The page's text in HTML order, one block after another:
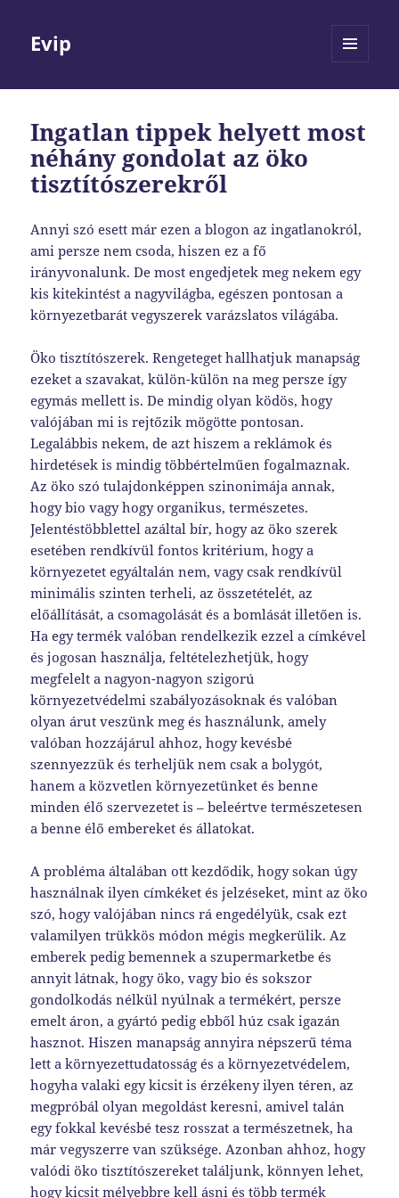
Evip
Ingatlan tippek helyett most
néhány gondolat az öko
tisztítószerekről
Annyi szó esett már ezen a blogon az ingatlanokról,
ami persze nem csoda, hiszen ez a fő
irányvonalunk. De most engedjetek meg nekem egy
kis kitekintést a nagyvilágba, egészen pontosan a
környezetbarát vegyszerek varázslatos világába.
Öko tisztítószerek. Rengeteget hallhatjuk manapság
ezeket a szavakat, külön-külön na meg persze így
egymás mellett is. De mindig olyan ködös, hogy
valójában mi is rejtőzik mögötte pontosan.
Legalábbis nekem, de azt hiszem a reklámok és
hirdetések is mindig többértelműen fogalmaznak.
Az öko szó tulajdonképpen szinonimája annak,
hogy bio vagy hogy organikus, természetes.
Jelentéstöbblettel azáltal bír, hogy az öko szerek
esetében rendkívül fontos kritérium, hogy a
környezetet egyáltalán nem, vagy csak rendkívül
minimális szinten terheli, az összetételét, az
előállítását, a csomagolását és a bomlását illetően is.
Ha egy termék valóban rendelkezik ezzel a címkével
és jogosan használja, feltételezhetjük, hogy
megfelelt a nagyon-nagyon szigorú
környezetvédelmi szabályozásoknak és valóban
olyan árut veszünk meg és használunk, amely
valóban hozzájárul ahhoz, hogy kevésbé
szennyezzük és terheljük nem csak a bolygót,
hanem a közvetlen környezetünket és benne
minden élő szervezetet is – beleértve természetesen
a benne élő embereket és állatokat.
A probléma általában ott kezdődik, hogy sokan úgy
használnak ilyen címkéket és jelzéseket, mint az öko
szó, hogy valójában nincs rá engedélyük, csak ezt
valamilyen trükkös módon mégis megkerülik. Az
emberek pedig bemennek a szupermarketbe és
annyit látnak, hogy öko, vagy bio és sokszor
gondolkodás nélkül nyúlnak a termékért, persze
emelt áron, a gyártó pedig ebből húz csak igazán
hasznot. Hiszen manapság annyira népszerű téma
lett a környezettudatosság és a környezetvédelem,
hogyha valaki egy kicsit is érzékeny ilyen téren, az
megpróbál olyan megoldást keresni, amivel talán
egy fokkal kevésbé tesz rosszat a természetnek, ha
már vegyszerre van szüksége. Azonban ahhoz, hogy
valódi öko tisztítószereket találjunk, könnyen lehet,
hogy kicsit mélyebbre kell ásni és több termék